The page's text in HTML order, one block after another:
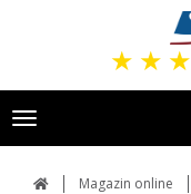
★ ★ ★
Toggle
navigation
Magazin online